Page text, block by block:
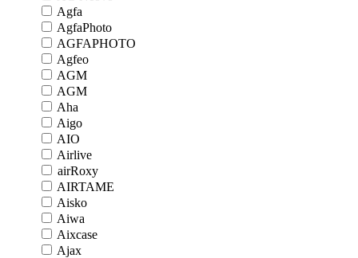
Agfa
AgfaPhoto
AGFAPHOTO
Agfeo
AGM
AGM
Aha
Aigo
AIO
Airlive
airRoxy
AIRTAME
Aisko
Aiwa
Aixcase
Ajax